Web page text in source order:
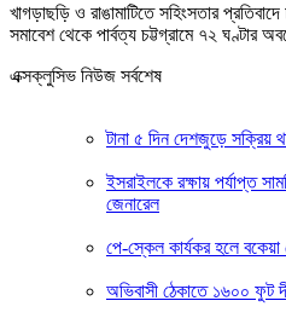
খাগড়াছড়ি ও রাঙামাটিতে সহিংসতার
সমাবেশ থেকে পার্বত্য চট্টগ্রামে ৭২ ঘণ্টার
এক্সক্লুসিভ নিউজ সর্বশেষ
টানা ৫ দিন দেশজুড়ে সক্রিয়
ইসরাইলকে রক্ষায় পর্যাপ্ত
জেনারেল
পে-স্কেল কার্যকর হলে বকেয়া
অভিবাসী ঠেকাতে ১৬০০ ফুট